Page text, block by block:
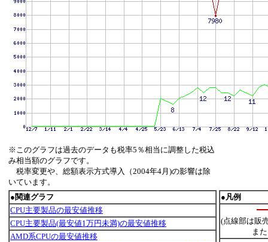
※このグラフは過去のデータも税率5％相当に調整した税込
み相当額のグラフです。
税率変更や、総額表示方式導入（2004年4月)の影響は除
いています。
●関連グラフ
CPU主要製品の最安値推移
CPU主要製品(最安値1万円未満)の最安値推移
AMD系CPUの最安値推移
●凡例
(点線部は販
ま